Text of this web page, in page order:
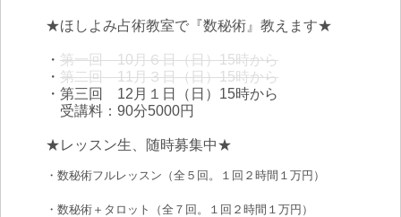
★ほしよみ占術教室で『数秘術』教えます★
・ 第一回 10月６日（日）15時から
・ 第二回 11月３日（日）15時から
・第三回 12月１日（日）15時から
受講料：90分5000円
★レッスン生、随時募集中★
・数秘術フルレッスン（全５回。１回２時間１万円）
・数秘術＋タロット（全７回。１回２時間１万円）